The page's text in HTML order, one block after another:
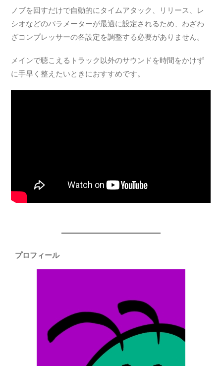
ノブを回すだけで自動的にタイムアタック、リリース、レ
シオなどのパラメーターが最適に設定されるため、わざわ
ざコンプレッサーの各設定を調整する必要がありません。
メインで聴こえるトラック以外のサウンドを時間をかけず
に手早く整えたいときにおすすめです。
プロフィール